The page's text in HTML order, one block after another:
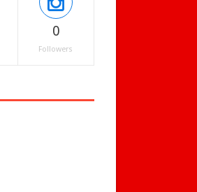
0
Followers